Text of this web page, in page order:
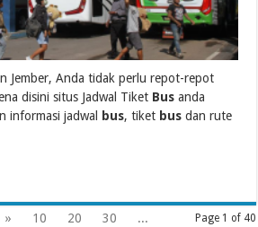
Jember, Anda tidak perlu repot-repot
disini situs Jadwal Tiket Bus anda
informasi jadwal
bus, tiket bus dan rute
Page 1 of 40
» 10 20 30
...